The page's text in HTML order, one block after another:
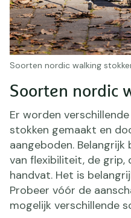
Soorten nordic
Er worden
stokken gemaakt en
aangeboden.
van flexibiliteit, de grip,
handvat. Het is
Probeer vóór de
mogelijk verschillende
Soorten nordic walking